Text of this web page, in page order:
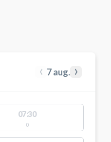
‹ 7 aug. ›
07:30
0